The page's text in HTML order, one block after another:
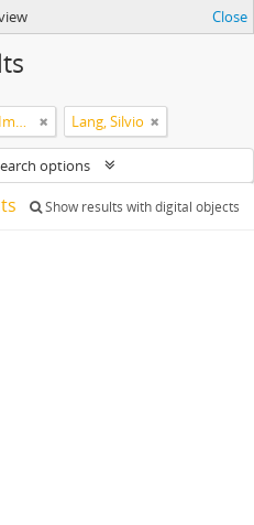
Close
Colección de Publicaciones de Arte Impreso Lang, Silvio
options
Show results with digital objects